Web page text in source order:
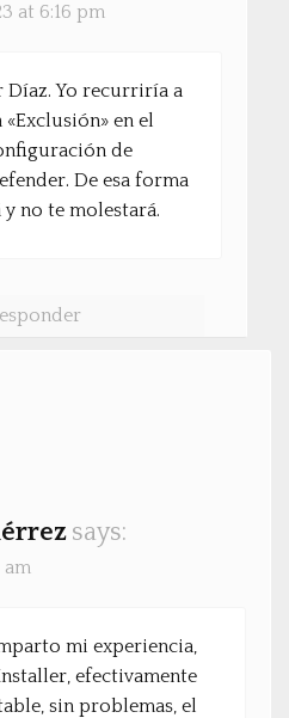
at 6:16 pm
Díaz. Yo recurriría a
en el
de
De esa forma
no te molestará.
says:
am
mi experiencia,
efectivamente
sin problemas, el